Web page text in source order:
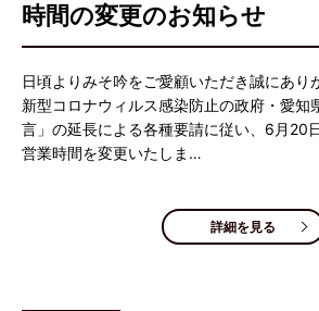
時間の変更のお知らせ
日頃よりみそ吟をご愛顧いただき誠にあり
新型コロナウィルス感染防止の政府・愛知
言」の延長による各種要請に従い、6月20
営業時間を変更いたしま…
詳細を見る